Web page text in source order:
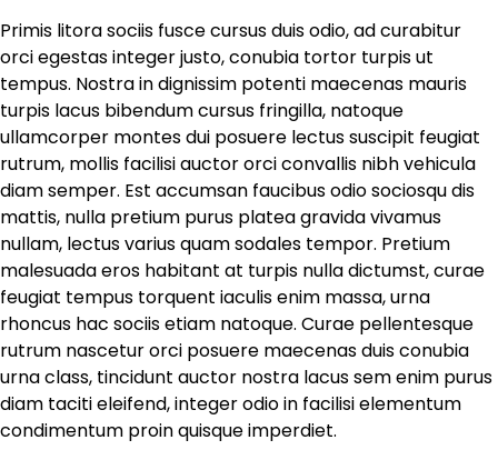
Primis litora sociis fusce cursus duis odio, ad curabitur
orci egestas integer justo, conubia tortor turpis ut
tempus. Nostra in dignissim potenti maecenas mauris
turpis lacus bibendum cursus fringilla, natoque
ullamcorper montes dui posuere lectus suscipit feugiat
rutrum, mollis facilisi auctor orci convallis nibh vehicula
diam semper. Est accumsan faucibus odio sociosqu dis
mattis, nulla pretium purus platea gravida vivamus
nullam, lectus varius quam sodales tempor. Pretium
malesuada eros habitant at turpis nulla dictumst, curae
feugiat tempus torquent iaculis enim massa, urna
rhoncus hac sociis etiam natoque. Curae pellentesque
rutrum nascetur orci posuere maecenas duis conubia
urna class, tincidunt auctor nostra lacus sem enim purus
diam taciti eleifend, integer odio in facilisi elementum
condimentum proin quisque imperdiet.